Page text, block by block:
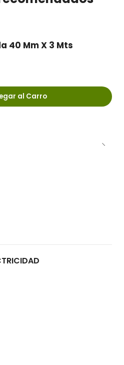
40 Mm X 3 Mts
al Carro